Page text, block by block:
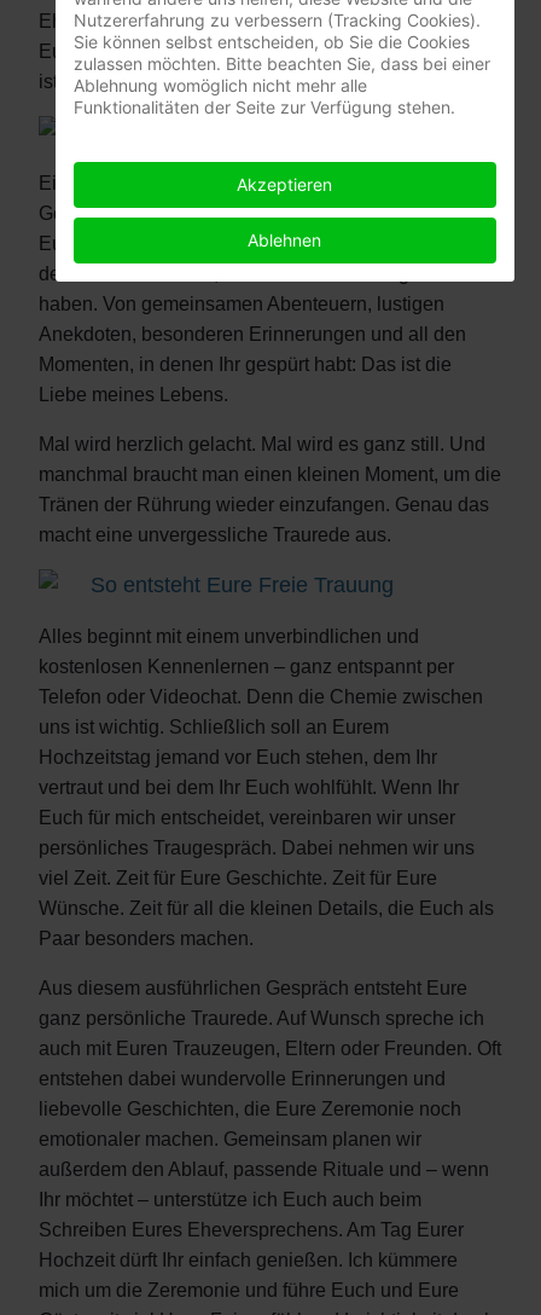
Eheversprechen und vielen kleinen Momenten, die
Eure Zeremonie unverwechselbar machen. Denn es
ist Euer Tag. Und genauso soll er sich auch anfühlen.
Eine gute Traurede erzählt nicht einfach eine
Geschichte. Sie erzählt Eure Liebesgeschichte. Von
Eurem ersten Kennenlernen. Vom ersten Kuss. Von
den kleinen Zufällen, die Euch zusammengeführt
haben. Von gemeinsamen Abenteuern, lustigen
Anekdoten, besonderen Erinnerungen und all den
Momenten, in denen Ihr gespürt habt: Das ist die
Liebe meines Lebens.
Mal wird herzlich gelacht. Mal wird es ganz still. Und
manchmal braucht man einen kleinen Moment, um die
Tränen der Rührung wieder einzufangen. Genau das
macht eine unvergessliche Traurede aus.
So entsteht Eure Freie Trauung
Alles beginnt mit einem unverbindlichen und
kostenlosen Kennenlernen – ganz entspannt per
Telefon oder Videochat. Denn die Chemie zwischen
uns ist wichtig. Schließlich soll an Eurem
Hochzeitstag jemand vor Euch stehen, dem Ihr
vertraut und bei dem Ihr Euch wohlfühlt. Wenn Ihr
Euch für mich entscheidet, vereinbaren wir unser
persönliches Traugespräch. Dabei nehmen wir uns
viel Zeit. Zeit für Eure Geschichte. Zeit für Eure
Wünsche. Zeit für all die kleinen Details, die Euch als
Paar besonders machen.
Aus diesem ausführlichen Gespräch entsteht Eure
ganz persönliche Traurede. Auf Wunsch spreche ich
auch mit Euren Trauzeugen, Eltern oder Freunden. Oft
entstehen dabei wundervolle Erinnerungen und
liebevolle Geschichten, die Eure Zeremonie noch
emotionaler machen. Gemeinsam planen wir
außerdem den Ablauf, passende Rituale und – wenn
Ihr möchtet – unterstütze ich Euch auch beim
Schreiben Eures Eheversprechens. Am Tag Eurer
Hochzeit dürft Ihr einfach genießen. Ich kümmere
mich um die Zeremonie und führe Euch und Eure
Nutzererfahrung zu verbessern (Tracking Cookies).
Sie können selbst entscheiden, ob Sie die Cookies
zulassen möchten. Bitte beachten Sie, dass bei einer
Ablehnung womöglich nicht mehr alle
Funktionalitäten der Seite zur Verfügung stehen.
Akzeptieren
Ablehnen